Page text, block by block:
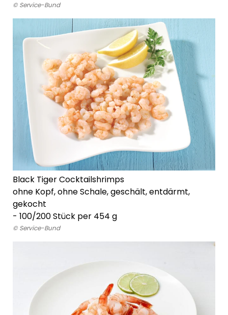
© Service-Bund
Black Tiger Cocktailshrimps
ohne Kopf, ohne Schale, geschält, entdärmt,
gekocht
- 100/200 Stück per 454 g
© Service-Bund